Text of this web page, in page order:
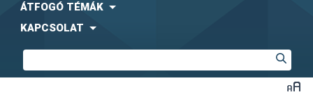
ÁTFOGÓ TÉMÁK
KAPCSOLAT